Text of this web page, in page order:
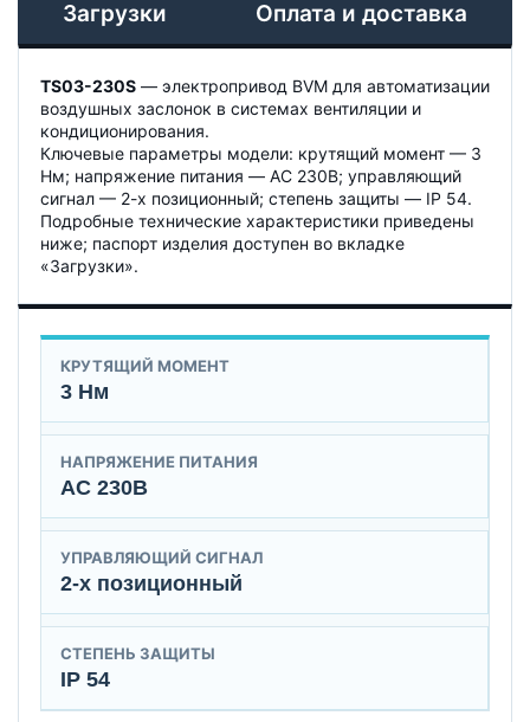
Загрузки Оплата и доставка
TS03-230S — электропривод BVM для автоматизации
воздушных заслонок в системах вентиляции и
кондиционирования.
Ключевые параметры модели: крутящий момент — 3
Нм; напряжение питания — AC 230B; управляющий
сигнал — 2-х позиционный; степень защиты — IP 54.
Подробные технические характеристики приведены
ниже; паспорт изделия доступен во вкладке
«Загрузки».
КРУТЯЩИЙ МОМЕНТ
3 Нм
НАПРЯЖЕНИЕ ПИТАНИЯ
AC 230B
УПРАВЛЯЮЩИЙ СИГНАЛ
2-х позиционный
СТЕПЕНЬ ЗАЩИТЫ
IP 54